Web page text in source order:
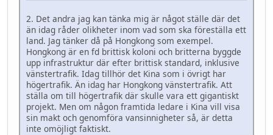
2. Det andra jag kan tänka mig är något ställe där det
än idag råder olikheter inom vad som ska föreställa ett
land. Jag tänker då på Hongkong som exempel.
Hongkong är en fd brittisk koloni och britterna byggde
upp infrastruktur där efter brittisk standard, inklusive
vänstertrafik. Idag tillhör det Kina som i övrigt har
högertrafik. Än idag har Hongkong vänstertrafik. Att
ställa om till högertrafik där skulle vara ett gigantiskt
projekt. Men om någon framtida ledare i Kina vill visa
sin makt och genomföra vansinnigheter så, är detta
inte omöjligt faktiskt.